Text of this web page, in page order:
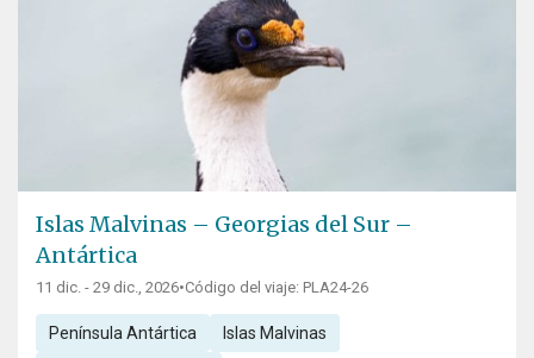
Islas Malvinas – Georgias del Sur –
Antártica
11 dic. - 29 dic., 2026•Código del viaje: PLA24-26
Península Antártica Islas Malvinas